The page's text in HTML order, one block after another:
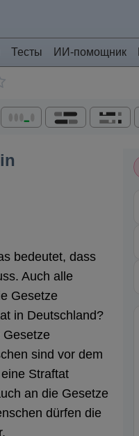
Тесты ИИ-помощник
bedeutet, dass
Auch alle
Gesetze
in Deutschland?
Gesetze
sind vor dem
Straftat
an die Gesetze
dürfen die